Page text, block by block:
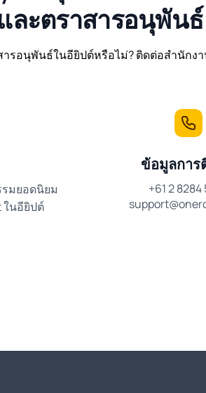
ละตราสารอนุพันธ์
รอนุพันธ์ในอียิปต์หรือไม่? ติดต่อสำนักงา
รมยอดนิยม
ในอียิปต์
ข้อมูลการ
+61 2 8284